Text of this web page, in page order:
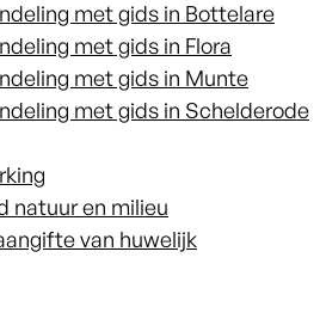
met gids in Bottelare
met gids in Flora
met gids in Munte
met gids in Schelderode
natuur en milieu
van huwelijk